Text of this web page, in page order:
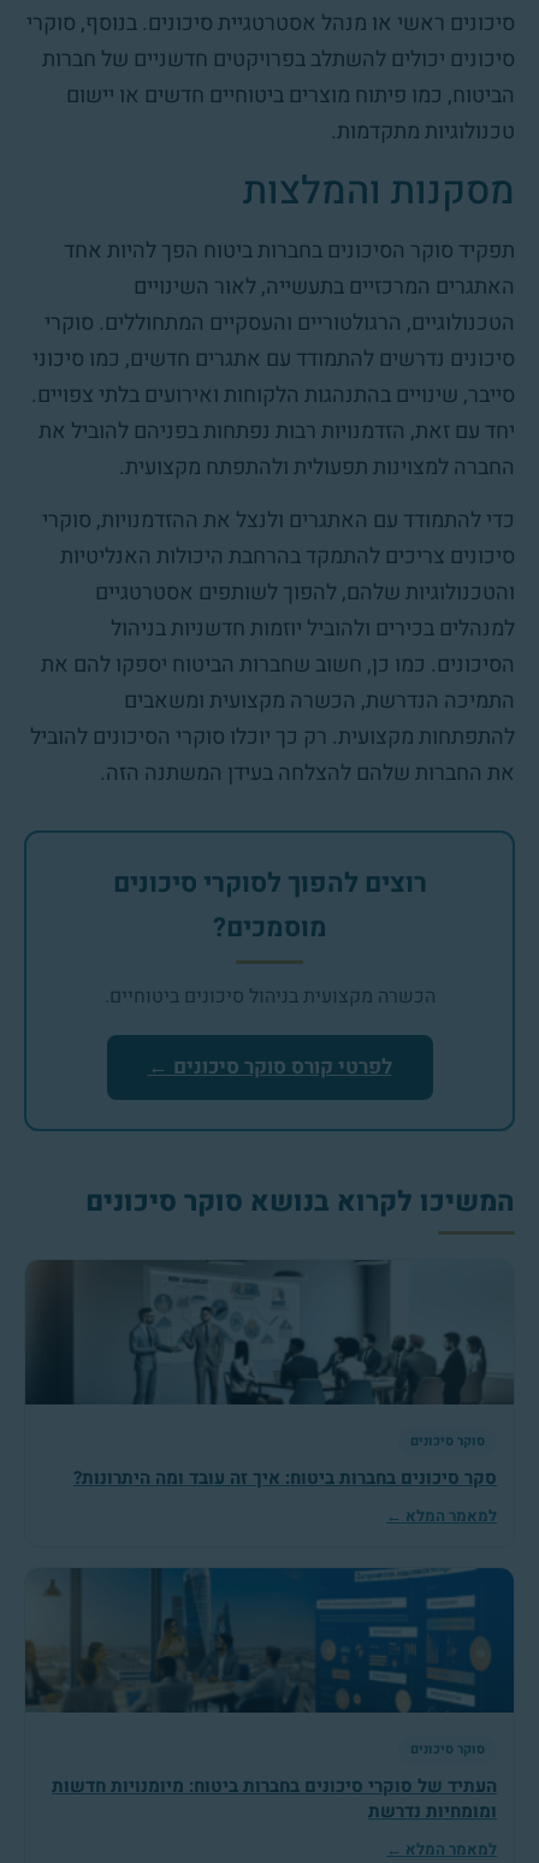
סיכונים ראשי או מנהל אסטרטגיית סיכונים. בנוסף, סוקרי
סיכונים יכולים להשתלב בפרויקטים חדשניים של חברות
הביטוח, כמו פיתוח מוצרים ביטוחיים חדשים או יישום
טכנולוגיות מתקדמות.
מסקנות והמלצות
תפקיד סוקר הסיכונים בחברות ביטוח הפך להיות אחד
האתגרים המרכזיים בתעשייה, לאור השינויים
הטכנולוגיים, הרגולטוריים והעסקיים המתחוללים. סוקרי
סיכונים נדרשים להתמודד עם אתגרים חדשים, כמו סיכוני
סייבר, שינויים בהתנהגות הלקוחות ואירועים בלתי צפויים.
יחד עם זאת, הזדמנויות רבות נפתחות בפניהם להוביל את
החברה למצוינות תפעולית ולהתפתח מקצועית.
כדי להתמודד עם האתגרים ולנצל את ההזדמנויות, סוקרי
סיכונים צריכים להתמקד בהרחבת היכולות האנליטיות
והטכנולוגיות שלהם, להפוך לשותפים אסטרטגיים
למנהלים בכירים ולהוביל יוזמות חדשניות בניהול
הסיכונים. כמו כן, חשוב שחברות הביטוח יספקו להם את
התמיכה הנדרשת, הכשרה מקצועית ומשאבים
להתפתחות מקצועית. רק כך יוכלו סוקרי הסיכונים להוביל
את החברות שלהם להצלחה בעידן המשתנה הזה.
רוצים להפוך לסוקרי סיכונים
מוסמכים?
הכשרה מקצועית בניהול סיכונים ביטוחיים.
לפרטי קורס סוקר סיכונים ←
המשיכו לקרוא בנושא סוקר סיכונים
סוקר סיכונים
סקר סיכונים בחברות ביטוח: איך זה עובד ומה היתרונות?
למאמר המלא ←
סוקר סיכונים
העתיד של סוקרי סיכונים בחברות ביטוח: מיומנויות חדשות
ומומחיות נדרשת
למאמר המלא ←